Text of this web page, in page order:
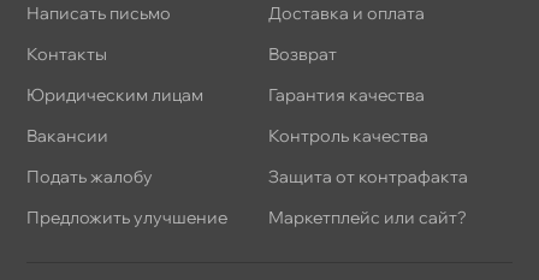
Написать письмо
Контакты
Юридическим лицам
акансии
Подать жалобу
Предложить улучшение
Доставка и оплата
озврат
Гарантия качества
Контроль качества
Защита от контрафакта
Маркетплейс или сайт?